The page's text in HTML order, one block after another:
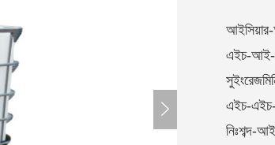

এইচ-
এইচ-